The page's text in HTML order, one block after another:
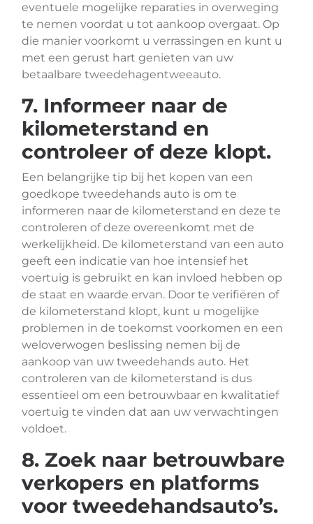
eventuele mogelijke reparaties in overweging
te nemen voordat u tot aankoop overgaat. Op
die manier voorkomt u verrassingen en kunt u
met een gerust hart genieten van uw
betaalbare tweedehagentweeauto.
7. Informeer naar de
kilometerstand en
controleer of deze klopt.
Een belangrijke tip bij het kopen van een
goedkope tweedehands auto is om te
informeren naar de kilometerstand en deze te
controleren of deze overeenkomt met de
werkelijkheid. De kilometerstand van een auto
geeft een indicatie van hoe intensief het
voertuig is gebruikt en kan invloed hebben op
de staat en waarde ervan. Door te verifiëren of
de kilometerstand klopt, kunt u mogelijke
problemen in de toekomst voorkomen en een
weloverwogen beslissing nemen bij de
aankoop van uw tweedehands auto. Het
controleren van de kilometerstand is dus
essentieel om een betrouwbaar en kwalitatief
voertuig te vinden dat aan uw verwachtingen
voldoet.
8. Zoek naar betrouwbare
verkopers en platforms
voor tweedehandsauto’s.